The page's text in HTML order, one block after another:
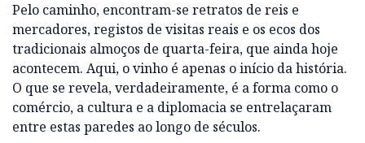
Pelo caminho, encontram-se retratos de reis e
mercadores, registos de visitas reais e os ecos dos
tradicionais almoços de quarta-feira, que ainda hoje
acontecem. Aqui, o vinho é apenas o início da história.
O que se revela, verdadeiramente, é a forma como o
comércio, a cultura e a diplomacia se entrelaçaram
entre estas paredes ao longo de séculos.